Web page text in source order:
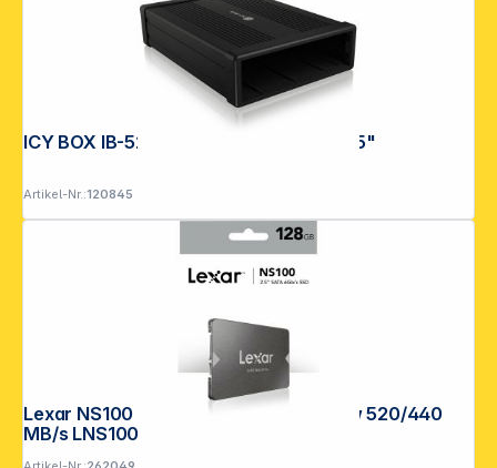
ICY BOX IB-525-U3 Gehäuse für 1x 5,25"
Artikel-Nr.:120845
Lexar NS100 2,5" SATA TLC 128GB r/w 520/440
MB/s LNS100-128RB